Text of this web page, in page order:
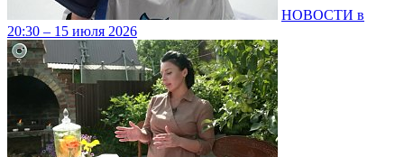
НОВОСТИ в
20:30 – 15 июля 2026